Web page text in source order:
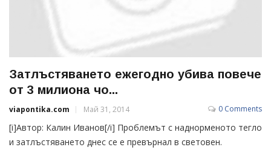
Затлъстяването ежегодно убива повече
от 3 милиона чо...
viapontika.com Май 31, 2014 0 Comments
[i]Автор: Калин Иванов[/i] Проблемът с наднорменото тегло
и затлъстяването днес се е превърнал в световен.